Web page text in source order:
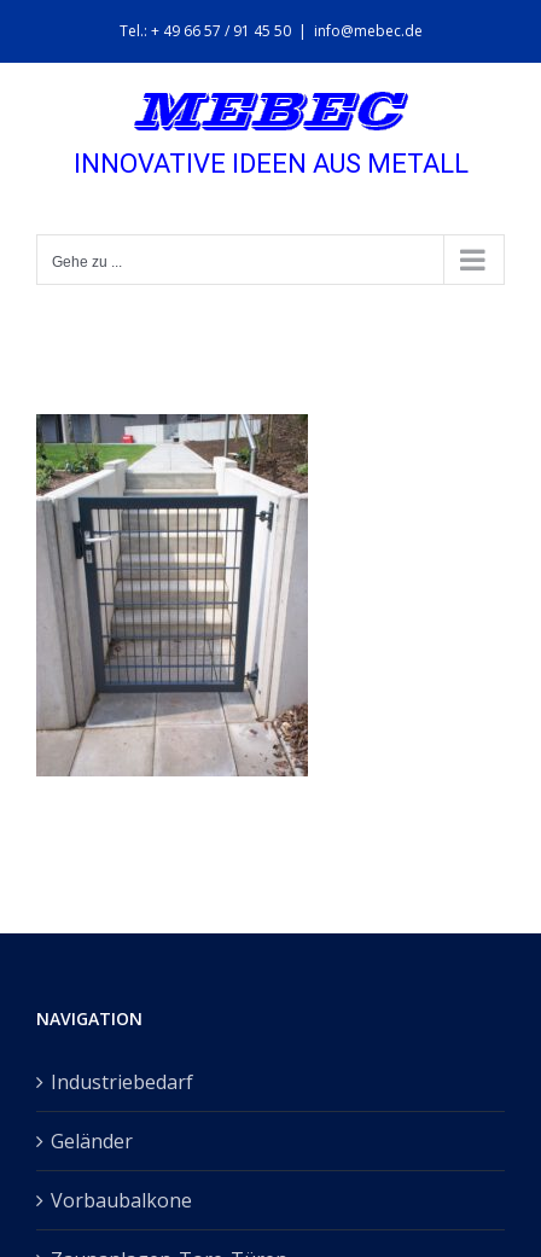
Tel.: + 49 66 57 / 91 45 50 | info@mebec.de
INNOVATIVE IDEEN AUS METALL
Gehe zu ...
NAVIGATION
Industriebedarf
Geländer
Vorbaubalkone